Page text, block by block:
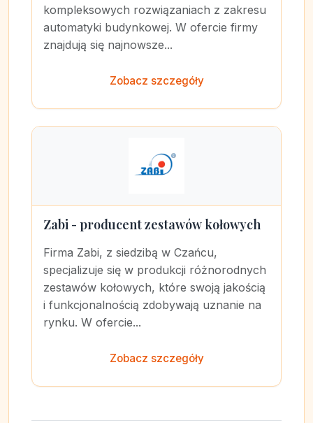
kompleksowych rozwiązaniach z zakresu
automatyki budynkowej. W ofercie firmy
znajdują się najnowsze...
Zobacz szczegóły
Zabi - producent zestawów kołowych
Firma Zabi, z siedzibą w Czańcu,
specjalizuje się w produkcji różnorodnych
zestawów kołowych, które swoją jakością
i funkcjonalnością zdobywają uznanie na
rynku. W ofercie...
Zobacz szczegóły